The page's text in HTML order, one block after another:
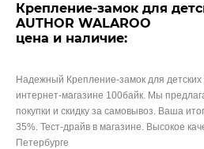
Крепление-замок для
AUTHOR WALAROO
цена и наличие:
Надежный Крепление-замок для детских
интернет-магазине 100байк. Мы
покупки и скидку за самовывоз. Ваша
35%. Тест-драйв в магазине. Высокое
Петербурге